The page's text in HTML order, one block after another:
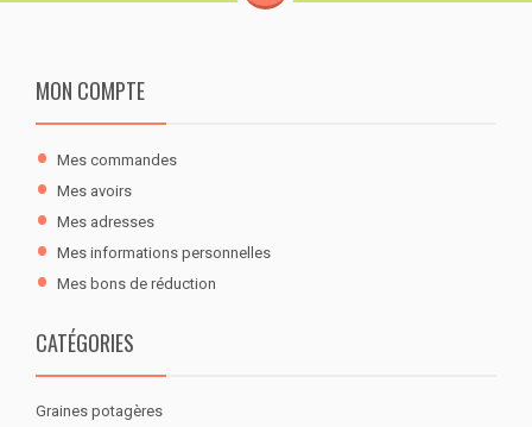
MON COMPTE
Mes commandes
Mes avoirs
Mes adresses
Mes informations personnelles
Mes bons de réduction
CATÉGORIES
Graines potagères